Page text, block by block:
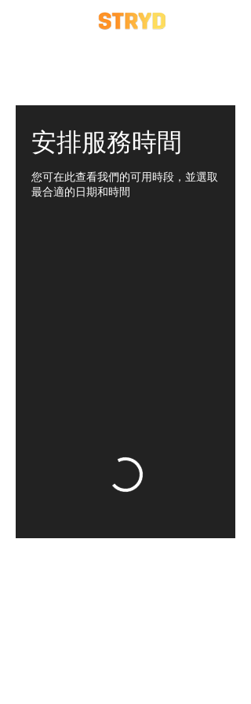
安排服務時間
您可在此查看我們的可用時段，並選取
最合適的日期和時間